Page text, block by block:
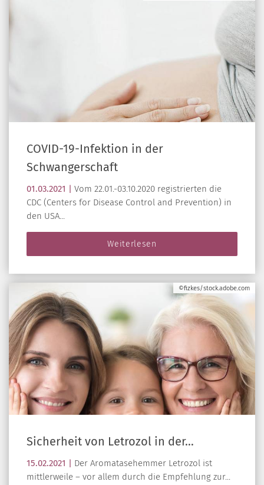
COVID-19-Infektion in der
Schwangerschaft
01.03.2021 | Vom 22.01.-03.10.2020 registrierten die
CDC (Centers for Disease Control and Prevention) in
den USA...
Weiterlesen
Sicherheit von Letrozol in der…
15.02.2021 | Der Aromatasehemmer Letrozol ist
mittlerweile – vor allem durch die Empfehlung zur...
©fizkes/stock.adobe.com